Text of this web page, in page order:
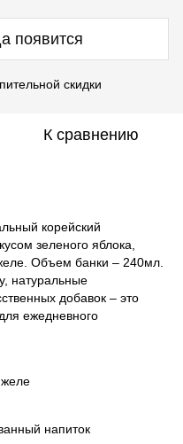
появится
скидки
К сравнению
корейский
зеленого яблока,
Объем банки – 240мл.
натуральные
добавок – это
ежедневного
желе
напиток